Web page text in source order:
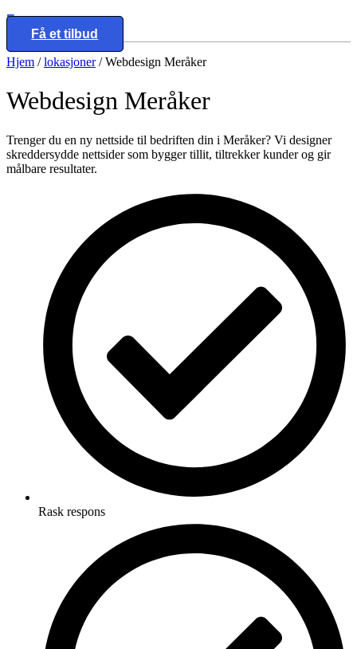
Eng
Få et tilbud
Hjem /lokasjoner/Webdesign Meråker
Webdesign Meråker
Trenger du en ny nettside til bedriften din i Meråker? Vi designer
skreddersydde nettsider som bygger tillit, tiltrekker kunder og gir
målbare resultater.
Rask respons